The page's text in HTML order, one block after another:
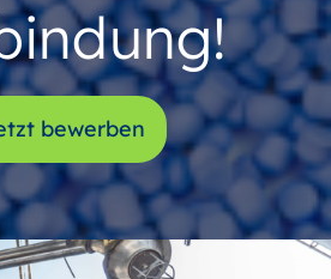
bewerben